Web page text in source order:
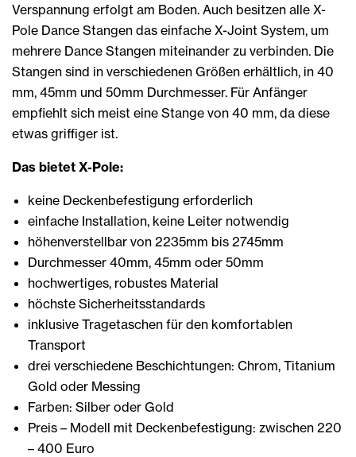
Verspannung erfolgt am Boden. Auch besitzen alle X-
Pole Dance Stangen das einfache X-Joint System, um
mehrere Dance Stangen miteinander zu verbinden. Die
Stangen sind in verschiedenen Größen erhältlich, in 40
mm, 45mm und 50mm Durchmesser. Für Anfänger
empfiehlt sich meist eine Stange von 40 mm, da diese
etwas griffiger ist.
Das bietet X-Pole:
keine Deckenbefestigung erforderlich
einfache Installation, keine Leiter notwendig
höhenverstellbar von 2235mm bis 2745mm
Durchmesser 40mm, 45mm oder 50mm
hochwertiges, robustes Material
höchste Sicherheitsstandards
inklusive Tragetaschen für den komfortablen
Transport
drei verschiedene Beschichtungen: Chrom, Titanium
Gold oder Messing
Farben: Silber oder Gold
Preis – Modell mit Deckenbefestigung: zwischen 220
– 400 Euro